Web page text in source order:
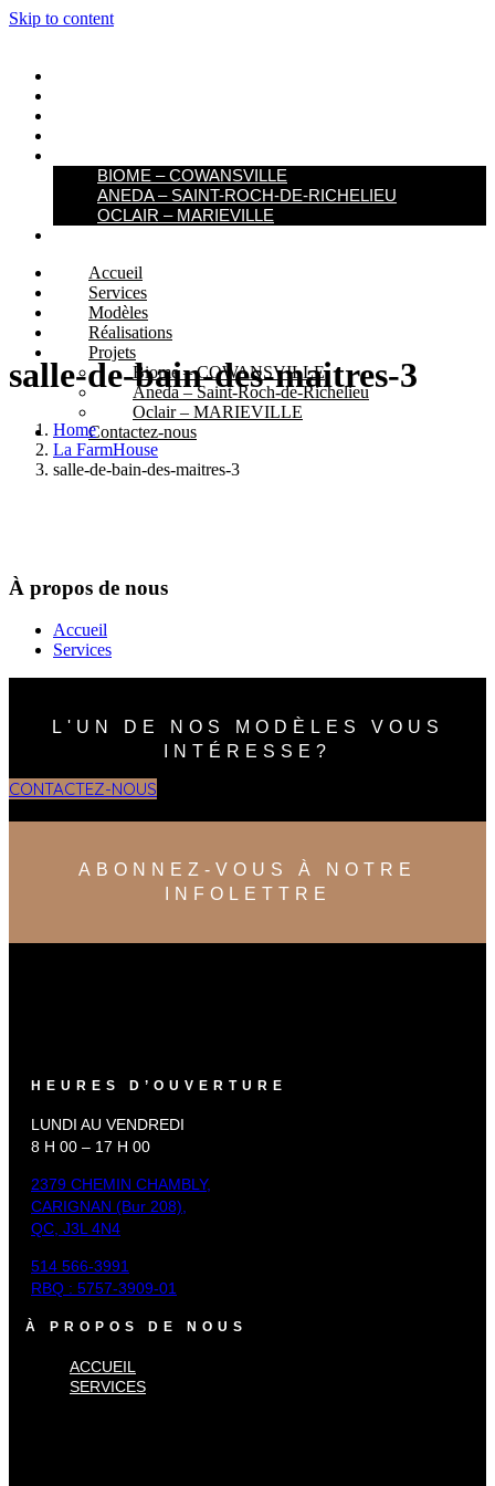
Skip to content
BIOME – COWANSVILLE​
ANEDA – SAINT-ROCH-DE-RICHELIEU
OCLAIR – MARIEVILLE
Accueil
Services
Modèles
Réalisations
Projets
Biome – COWANSVILLE​
Aneda – Saint-Roch-de-Richelieu
Oclair – MARIEVILLE
Contactez-nous
salle-de-bain-des-maitres-3
Home
La FarmHouse
salle-de-bain-des-maitres-3
À propos de nous
Accueil
Services
L'UN DE NOS MODÈLES VOUS
INTÉRESSE?
CONTACTEZ-NOUS
ABONNEZ-VOUS À NOTRE
INFOLETTRE
HEURES D’OUVERTURE
LUNDI AU VENDREDI
8 H 00 – 17 H 00
2379 CHEMIN CHAMBLY,
CARIGNAN (Bur 208),
QC, J3L 4N4
514 566-3991
RBQ : 5757-3909-01
À PROPOS DE NOUS
ACCUEIL
SERVICES